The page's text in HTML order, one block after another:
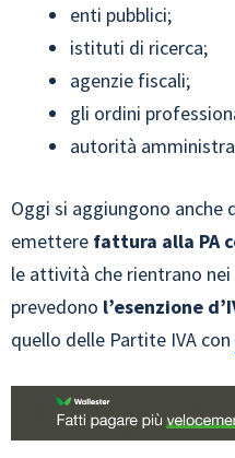
enti pubblici;
istituti di ricerca;
agenzie fiscali;
gli ordini
autorità
Oggi si aggiungono anche
emettere fattura alla PA
le attività che rientrano
prevedono l’esenzione
quello delle Partite IVA con